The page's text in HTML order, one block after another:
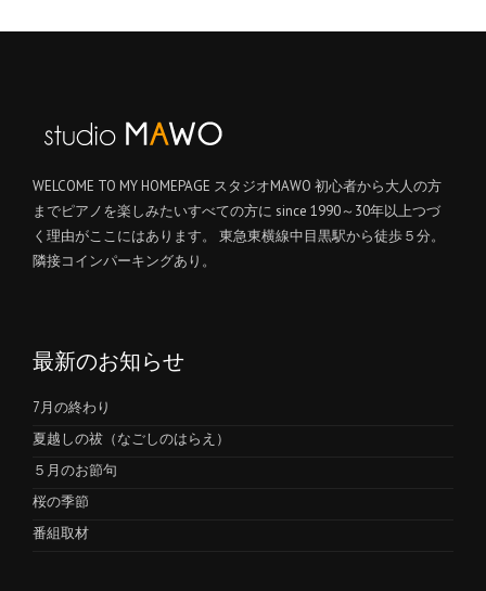
WELCOME TO MY HOMEPAGE スタジオMAWO 初心者から大人の方
までピアノを楽しみたいすべての方に since 1990～30年以上つづ
く理由がここにはあります。 東急東横線中目黒駅から徒歩５分。
隣接コインパーキングあり。
最新のお知らせ
7月の終わり
夏越しの祓（なごしのはらえ）
５月のお節句
桜の季節
番組取材